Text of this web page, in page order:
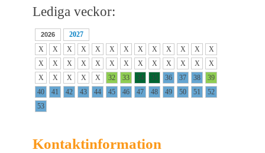
Lediga veckor:
2026
2027
X
X X X X X X X X X X X
X
X
X X X X X X X X X X X
X
X
X X X X 32 33 34 35 36 37 38
39
40
41 42 43 44 45 46 47 48 49 50 51
52
53
Kontaktinformation